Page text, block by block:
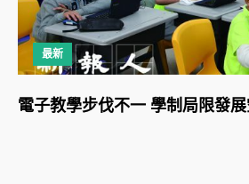
最新
電子教學步伐不一 學制局限發展